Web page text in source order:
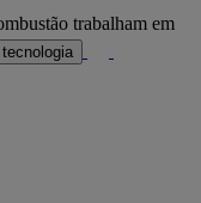
trabalham em